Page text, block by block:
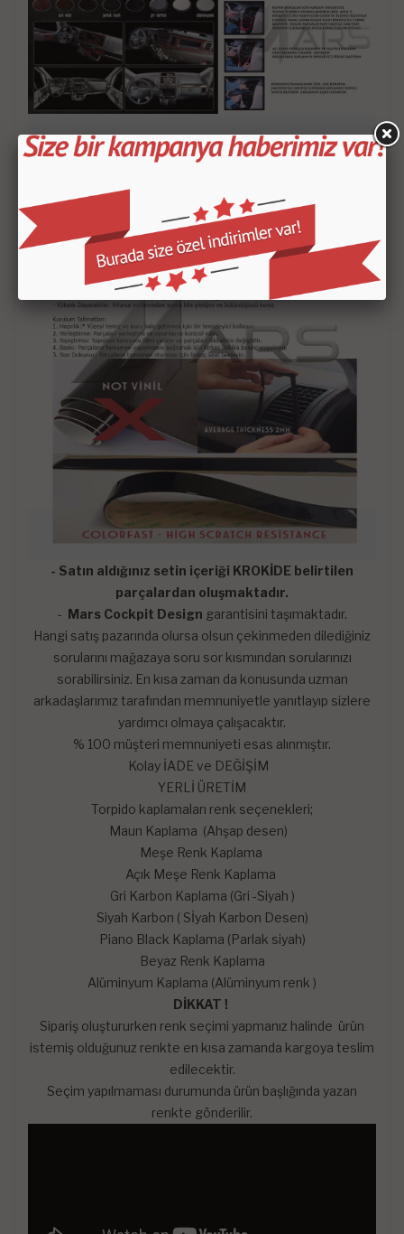
- Satın aldığınız setin içeriği KROKİDE belirtilen
parçalardan oluşmaktadır.
- Mars Cockpit Design garantisini taşımaktadır.
Hangi satış pazarında olursa olsun çekinmeden dilediğiniz
sorularını mağazaya soru sor kısmından sorularınızı
sorabilirsiniz. En kısa zaman da konusunda uzman
arkadaşlarımız tarafından memnuniyetle yanıtlayıp sizlere
yardımcı olmaya çalışacaktır.
% 100 müşteri memnuniyeti esas alınmıştır.
Kolay İADE ve DEĞİŞİM
YERLİ ÜRETİM
Torpido kaplamaları renk seçenekleri;
Maun Kaplama (Ahşap desen)
Meşe Renk Kaplama
Açık Meşe Renk Kaplama
Gri Karbon Kaplama (Gri -Siyah )
Siyah Karbon ( Sİyah Karbon Desen)
Piano Black Kaplama (Parlak siyah)
Beyaz Renk Kaplama
Alüminyum Kaplama (Alüminyum renk )
DİKKAT !
Sipariş oluştururken renk seçimi yapmanız halinde ürün
istemiş olduğunuz renkte en kısa zamanda kargoya teslim
edilecektir.
Seçim yapılmaması durumunda ürün başlığında yazan
renkte gönderilir.